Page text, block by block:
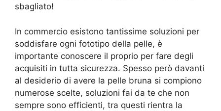
sbagliato!
In commercio esistono tantissime soluzioni per
soddisfare ogni fototipo della pelle, è
importante conoscere il proprio per fare degli
acquisiti in tutta sicurezza. Spesso però davanti
al desiderio di avere la pelle bruna si compiono
numerose scelte, soluzioni fai da te che non
sempre sono efficienti, tra questi rientra la